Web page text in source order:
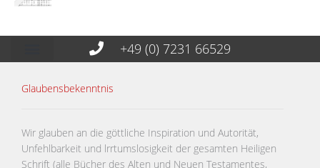
+49 (0) 7231 66529
Glaubensbekenntnis
Wir glauben an die göttliche Inspiration und Autorität,
Unfehlbarkeit und lrrtumslosigkeit der gesamten Heiligen
Schrift (alle Bücher des Alten und Neuen Testamentes,